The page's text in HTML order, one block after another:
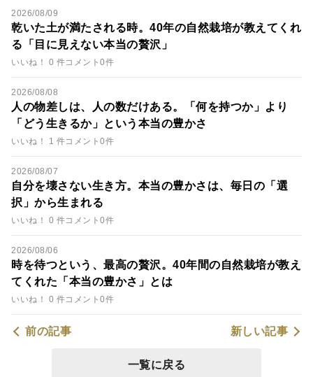
2026/08/09
乾いた土が満たされる時。40年の自然栽培が教えてくれ
る「目に見えない本当の贅沢」
いいね！ 0 件コメント0件
2026/08/08
人の物差しは、人の数だけある。「何を持つか」より
「どう生きるか」という本当の豊かさ
いいね！ 1 件コメント0件
2026/08/07
自分を壊さない生き方。本当の豊かさは、毎日の「選
択」から生まれる
いいね！ 0 件コメント0件
2026/08/06
時を待つという、最高の贅沢。40年間の自然栽培が教え
てくれた「本当の豊かさ」とは
いいね！ 0 件コメント0件
前の記事 新しい記事
一覧に戻る